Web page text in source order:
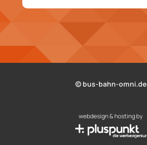
© bus-bahn-omni.de
webdesign & hosting by